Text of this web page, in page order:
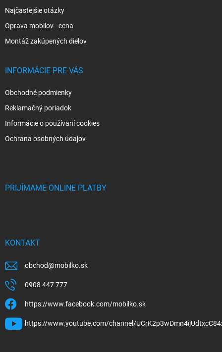
Najčastejšie otázky
Oprava mobilov - cena
Montáž zakúpených dielov
INFORMÁCIE PRE VÁS
Obchodné podmienky
Reklamačný poriadok
Informácie o používaní cookies
Ochrana osobných údajov
PRIJÍMAME ONLINE PLATBY
KONTAKT
obchod@mobilko.sk
0908 447 777
https://www.facebook.com/mobilko.sk
https://www.youtube.com/channel/